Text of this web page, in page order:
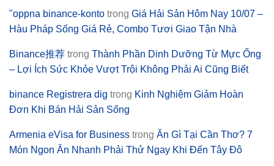
"oppna binance-konto trong Giá Hải Sản Hôm Nay 10/07 –
Hàu Pháp Sống Giá Rẻ, Combo Tươi Giao Tận Nhà
Binance推荐 trong Thành Phần Dinh Dưỡng Từ Mực Ống
– Lợi Ích Sức Khỏe Vượt Trội Không Phải Ai Cũng Biết
binance Registrera dig trong Kinh Nghiệm Giảm Hoàn
Đơn Khi Bán Hải Sản Sống
Armenia eVisa for Business trong Ăn Gì Tại Cần Thơ? 7
Món Ngon Ăn Nhanh Phải Thử Ngay Khi Đến Tây Đô